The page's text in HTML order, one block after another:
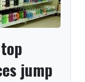
jump